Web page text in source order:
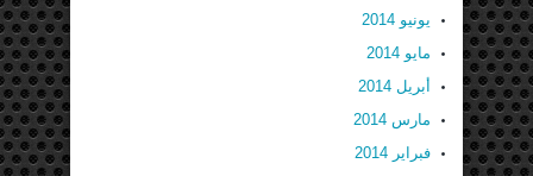
يونيو 2014
مايو 2014
أبريل 2014
مارس 2014
فبراير 2014